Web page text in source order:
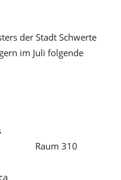
der Stadt Schwerte
im Juli folgende
310